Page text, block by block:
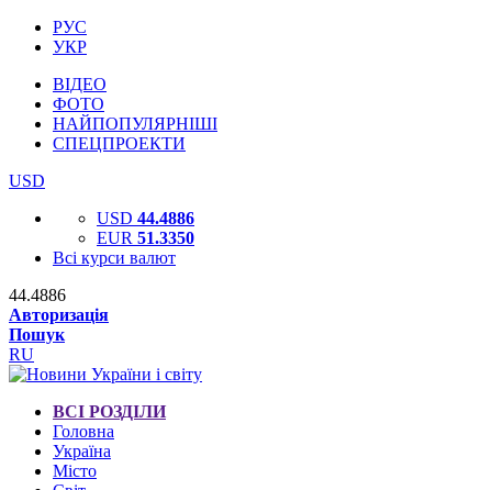
РУС
УКР
ВІДЕО
ФОТО
НАЙПОПУЛЯРНІШІ
СПЕЦПРОЕКТИ
USD
USD 44.4886
EUR 51.3350
Всі курси валют
44.4886
Авторизація
Пошук
RU
ВСІ РОЗДІЛИ
Головна
Україна
Місто